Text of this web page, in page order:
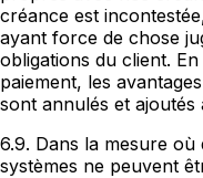
créance est
ayant force de chose
obligations du client.
paiement, les
sont annulés et ajoutés
6.9. Dans la mesure
systèmes ne peuvent